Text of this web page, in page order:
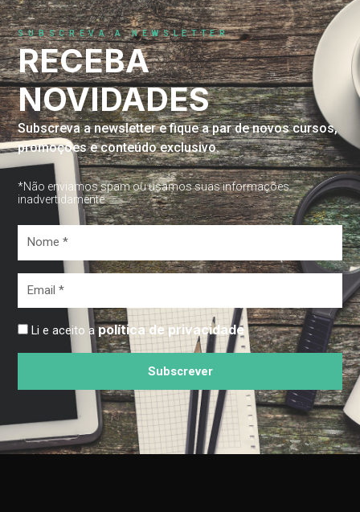
SUBSCREVA A NEWSLETTER
RECEBA
NOVIDADES
Subscreva a newsletter e fique a par de novos cursos,
promoções e conteúdo exclusivo.
*Não enviamos spam ou usamos suas informações
inadvertidamente
Li e aceito apolítica de privacidade
Subscrever